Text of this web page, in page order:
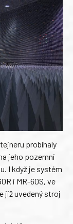
probíhaly
jeho pozemní
I když je systém
i MR-60S, ve
již uvedený stroj